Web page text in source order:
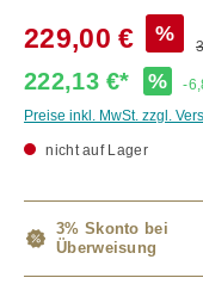
229,00 € %
222,13 €* % -
Preise inkl. MwSt. zzgl.
nicht auf Lager
3% Skonto bei
Überweisung